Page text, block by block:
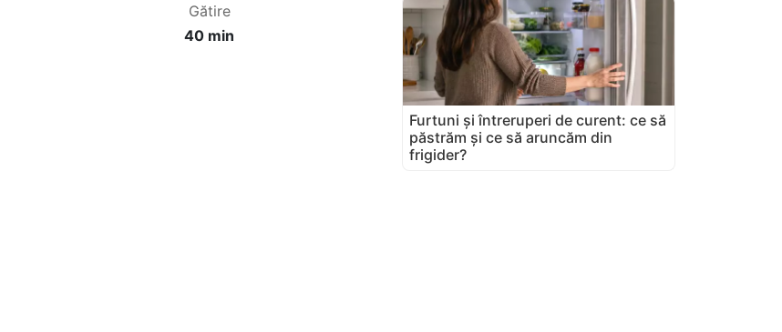
Gătire
40 min
Furtuni și întreruperi de curent: ce să
păstrăm și ce să aruncăm din
frigider?